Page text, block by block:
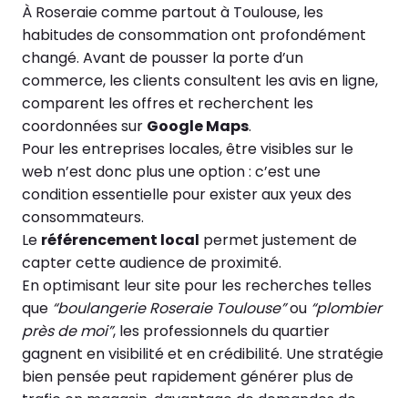
À Roseraie comme partout à Toulouse, les
habitudes de consommation ont profondément
changé. Avant de pousser la porte d’un
commerce, les clients consultent les avis en ligne,
comparent les offres et recherchent les
coordonnées sur Google Maps.
Pour les entreprises locales, être visibles sur le
web n’est donc plus une option : c’est une
condition essentielle pour exister aux yeux des
consommateurs.
Le référencement local permet justement de
capter cette audience de proximité.
En optimisant leur site pour les recherches telles
que “boulangerie Roseraie Toulouse”ou “plombier
près de moi”, les professionnels du quartier
gagnent en visibilité et en crédibilité. Une stratégie
bien pensée peut rapidement générer plus de